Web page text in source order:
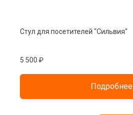
Стул для посетителей "Сильвия"
5 500 ₽
Подробнее